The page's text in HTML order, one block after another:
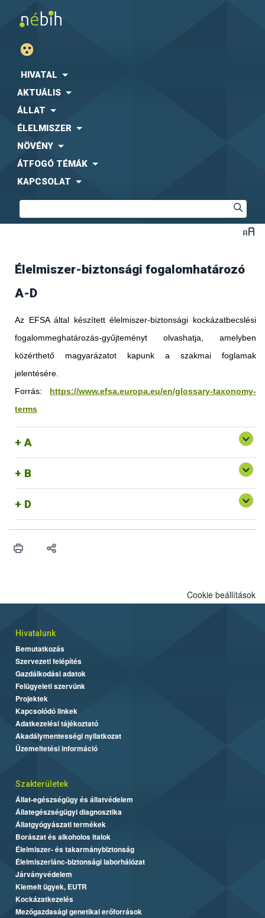
HIVATAL
AKTUÁLIS
ÁLLAT
ÉLELMISZER
NÖVÉNY
ÁTFOGÓ TÉMÁK
KAPCSOLAT
Élelmiszer-biztonsági fogalomhatározó
A-D
Az EFSA által készített élelmiszer-biztonsági kockázatbecslési
fogalommeghatározás-gyűjteményt olvashatja, amelyben
közérthető magyarázatot kapunk a szakmai foglamak
jelentésére.
Forrás: https://www.efsa.europa.eu/en/glossary-taxonomy-
terms
A
B
D
Cookie beállítások
Hivatalunk
Bemutatkozás
Szervezeti felépítés
Gazdálkodási adatok
Felügyeleti szervünk
Projektek
Kapcsolódó linkek
Adatkezelési tájékoztató
Akadálymentességi nyilatkozat
Üzemeltetési információ
Szakterületek
Állat-egészségügy és állatvédelem
Állategészségügyi diagnosztika
Állatgyógyászati termékek
Borászat és alkoholos italok
Élelmiszer- és takarmánybiztonság
Élelmiszerlánc-biztonsági laborhálózat
Járványvédelem
Kiemelt ügyek, EUTR
Kockázatkezelés
Mezőgazdasági genetikai erőforrások